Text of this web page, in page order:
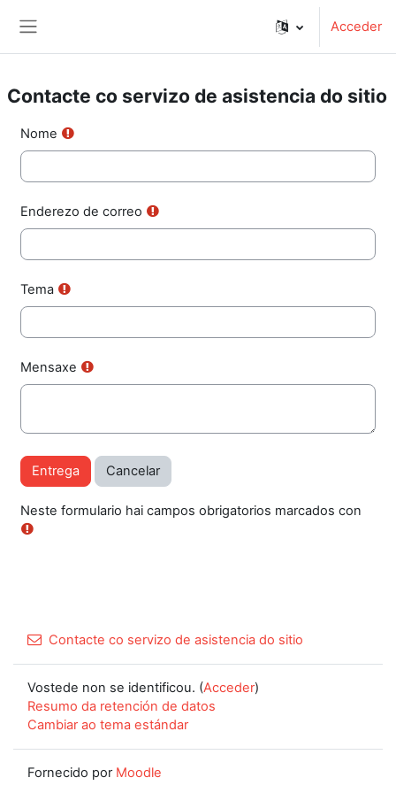
Acceder
Contacte co servizo de asistencia do sitio
Nome
Enderezo de correo
Tema
Mensaxe
Neste formulario hai campos obrigatorios marcados con
Contacte co servizo de asistencia do sitio
Vostede non se identificou. (Acceder)
Resumo da retención de datos
Cambiar ao tema estándar
Fornecido por Moodle